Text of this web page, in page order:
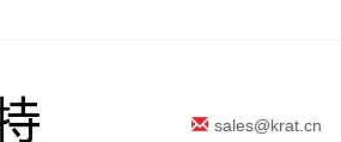
sales@krat.cn